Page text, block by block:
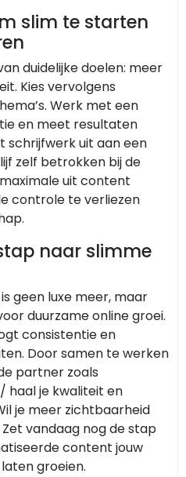
slim te starten
duidelijke doelen: meer
Kies vervolgens
Werk met een
en meet resultaten
schrijfwerk uit aan een
zelf betrokken bij de
uit content
controle te verliezen
naar slimme
is geen luxe meer, maar
duurzame online groei.
consistentie en
Door samen te werken
partner zoals
haal je kwaliteit en
je meer zichtbaarheid
vandaag nog de stap
content jouw
groeien.